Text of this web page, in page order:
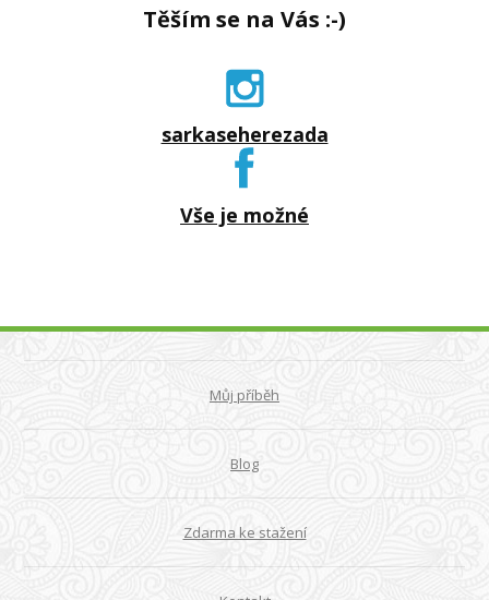
Těším se na Vás :-)
sarkaseherezada
Vše je možné
Můj příběh
Blog
Zdarma ke stažení